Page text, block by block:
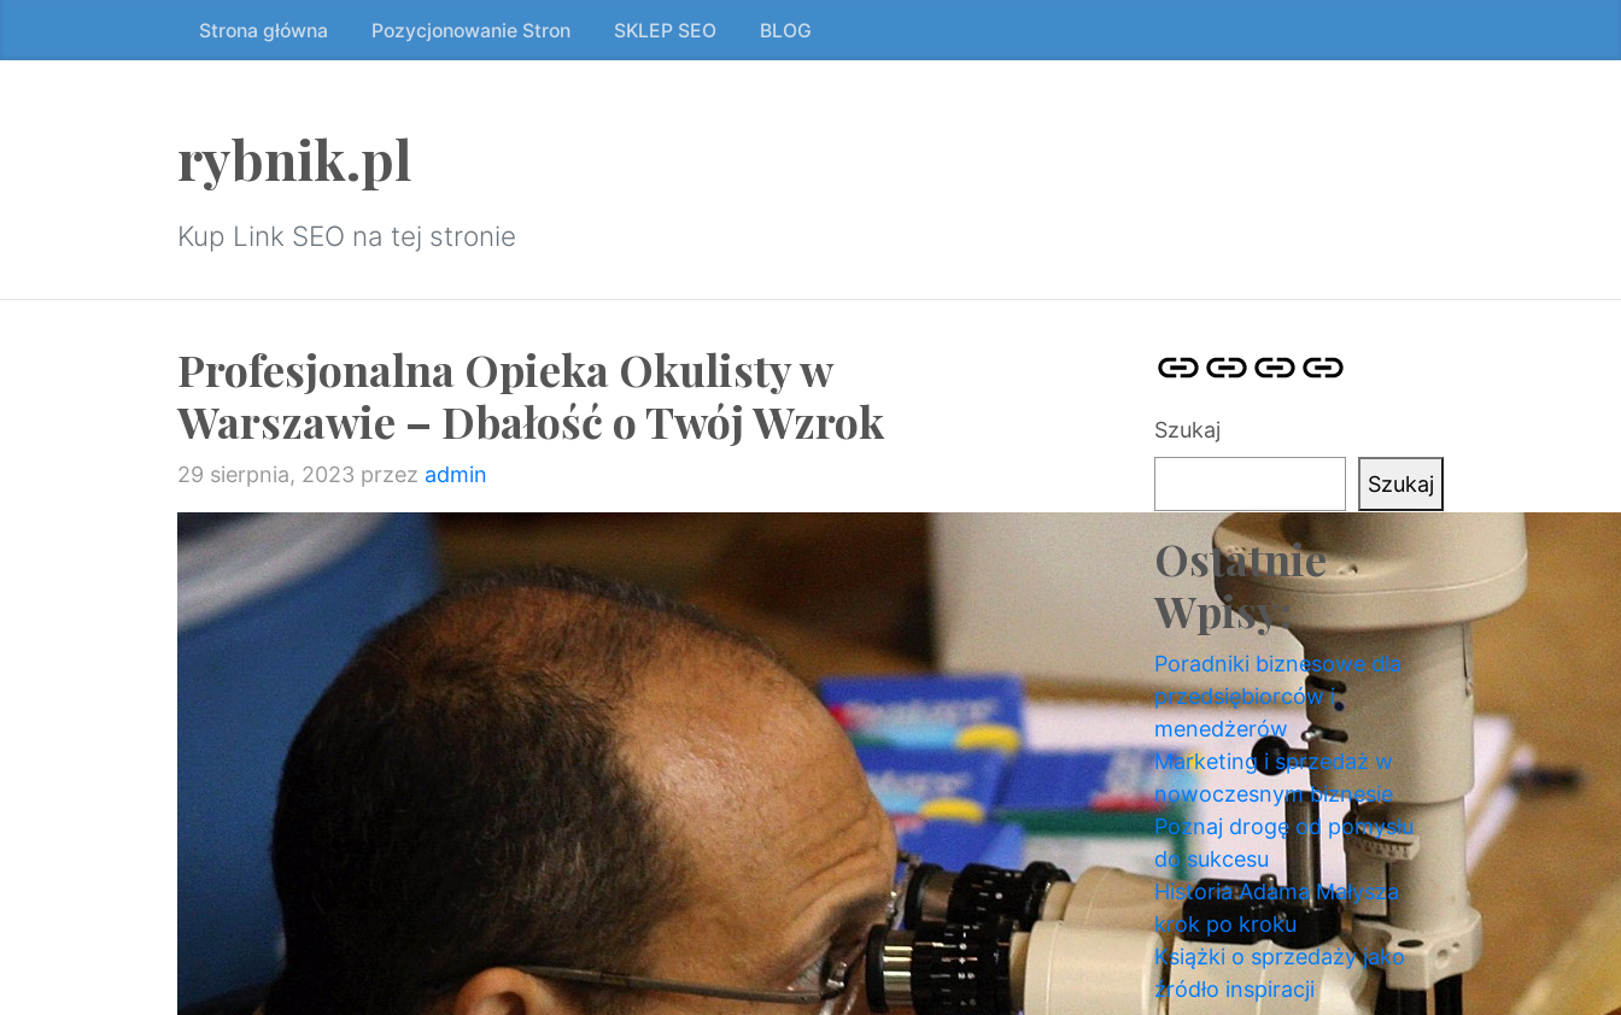
do
Strona główna Pozycjonowanie Stron SKLEP SEO BLOG
rybnik.pl
Kup Link SEO na tej stronie
Profesjonalna Opieka Okulisty w
Warszawie – Dbałość o Twój Wzrok
29 sierpnia, 2023 przez admin
StronaPozycjonowanie
SKLEPBLOG
Szukaj
Szukaj
Ostatnie
Wpisy:
Poradniki biznesowe dla
przedsiębiorców i
menedżerów
Marketing i sprzedaż w
nowoczesnym biznesie
Poznaj drogę od pomysłu
do sukcesu
Historia Adama Małysza
krok po kroku
Książki o sprzedaży jako
źródło inspiracji